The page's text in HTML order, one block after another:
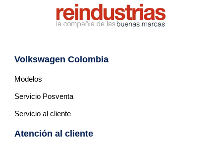
Volkswagen Colombia
Modelos
Servicio Posventa
Servicio al cliente
Atención al cliente